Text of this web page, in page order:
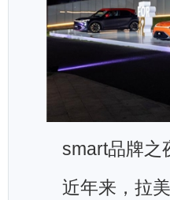
smart品牌之
近年来，拉